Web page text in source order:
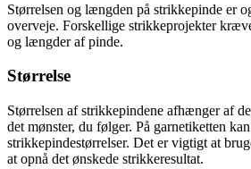
Størrelsen og længden på strikkepinde er
overveje. Forskellige strikkeprojekter
og længder af pinde.
Størrelse
Størrelsen af strikkepindene afhænger af
det mønster, du følger. På garnetiketten
strikkepindestørrelser. Det er vigtigt at
at opnå det ønskede strikkeresultat.